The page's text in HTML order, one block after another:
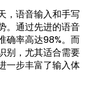
，语音输入和手写
。通过先进的语音
确率高达98%。而
别，尤其适合需要
一步丰富了输入体